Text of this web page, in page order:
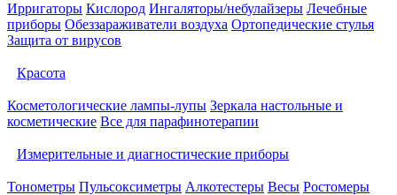
Ирригаторы Кислород Ингаляторы/небулайзеры Лечебные
приборы Обеззараживатели воздуха Ортопедические стулья
Защита от вирусов
Красота
Косметологические лампы-лупы Зеркала настольные и
косметические Все для парафинотерапии
Измерительные и диагностические приборы
Тонометры Пульсоксиметры Алкотестеры Весы Ростомеры